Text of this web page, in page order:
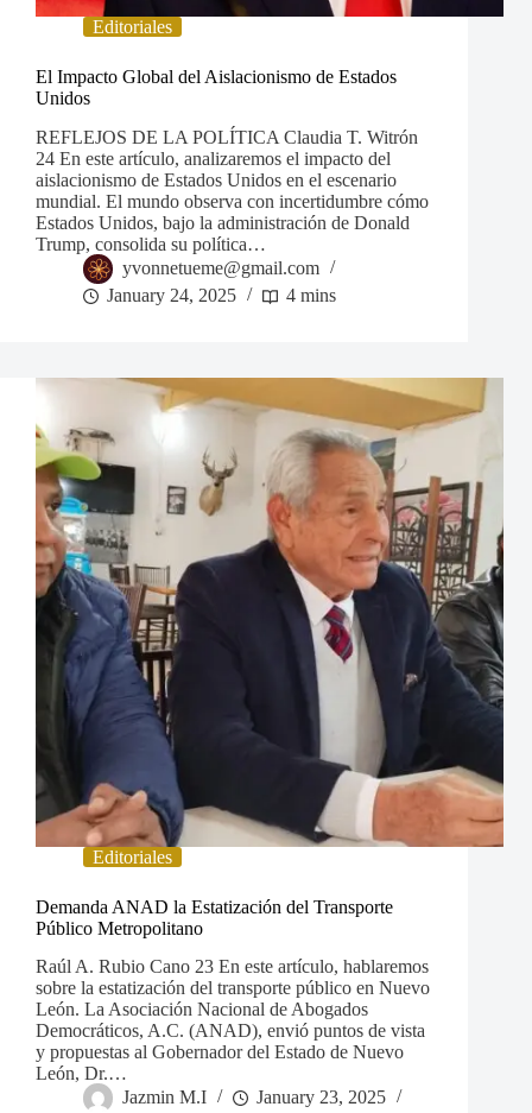
Editoriales
El Impacto Global del Aislacionismo de Estados
Unidos
REFLEJOS DE LA POLÍTICA Claudia T. Witrón
24 En este artículo, analizaremos el impacto del
aislacionismo de Estados Unidos en el escenario
mundial. El mundo observa con incertidumbre cómo
Estados Unidos, bajo la administración de Donald
Trump, consolida su política…
yvonnetueme@gmail.com
January 24, 2025
4 mins
Editoriales
Demanda ANAD la Estatización del Transporte
Público Metropolitano
Raúl A. Rubio Cano 23 En este artículo, hablaremos
sobre la estatización del transporte público en Nuevo
León. La Asociación Nacional de Abogados
Democráticos, A.C. (ANAD), envió puntos de vista
y propuestas al Gobernador del Estado de Nuevo
León, Dr.…
Jazmin M.I
January 23, 2025